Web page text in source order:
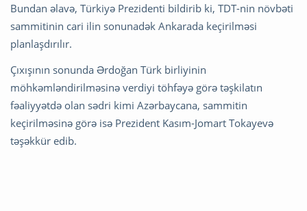
Bundan əlavə, Türkiyə Prezidenti bildirib ki, TDT-nin növbəti
sammitinin cari ilin sonunadək Ankarada keçirilməsi
planlaşdırılır.
Çıxışının sonunda Ərdoğan Türk birliyinin
möhkəmləndirilməsinə verdiyi töhfəyə görə təşkilatın
fəaliyyətdə olan sədri kimi Azərbaycana, sammitin
keçirilməsinə görə isə Prezident Kasım-Jomart Tokayevə
təşəkkür edib.